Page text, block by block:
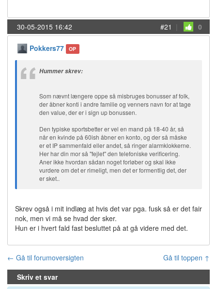
30-05-2015 16:42 #21 | 0
Pokkers77 OP
Hummer skrev:
Som nævnt længere oppe så misbruges bonusser af folk,
der åbner konti i andre familie og venners navn for at tage
den value, der er i sign up bonussen.
Den typiske sportsbetter er vel en mand på 18-40 år, så
når en kvinde på 60ish åbner en konto, og der så måske
er et IP sammenfald eller andet, så ringer alarmklokkerne.
Her har din mor så "fejlet" den telefoniske verificering.
Aner ikke hvordan sådan noget forløber og skal ikke
vurdere om det er rimeligt, men det er formentlig det, der
er sket..
Skrev også i mit indlæg at hvis det var pga. fusk så er det fair
nok, men vi må se hvad der sker.
Hun er i hvert fald fast besluttet på at gå videre med det.
← Gå til forumoversigten
Gå til toppen ↑
Skriv et svar